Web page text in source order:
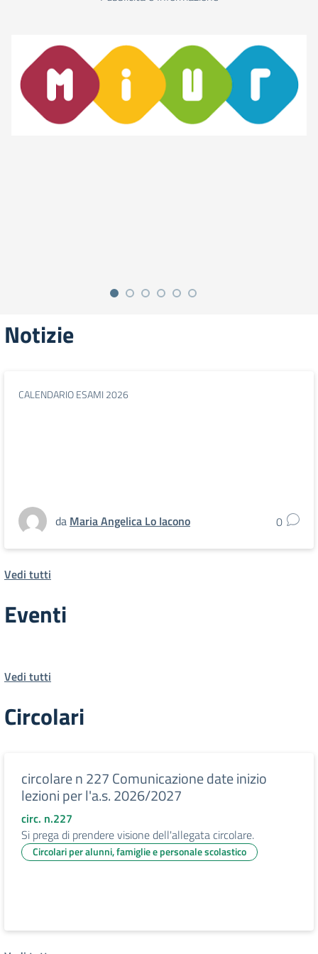
Notizie
CALENDARIO ESAMI 2026
da Maria Angelica Lo Iacono 0
Vedi tutti
Eventi
Vedi tutti
Circolari
circolare n 227 Comunicazione date inizio
lezioni per l'a.s. 2026/2027
circ. n.227
Si prega di prendere visione dell'allegata circolare.
Circolari per alunni, famiglie e personale scolastico